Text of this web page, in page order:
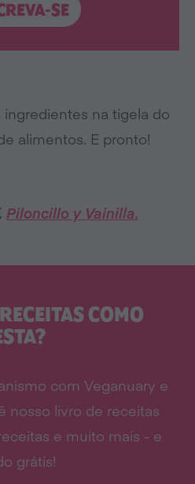
SE
na tigela do
alimentos. E pronto!
Piloncillo y Vainilla.
COMO
com Veganuary e
nosso livro de receitas
e muito mais - e
grátis!